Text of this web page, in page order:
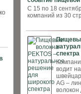
С 15 по 18
компаний из 30
водит
AG –